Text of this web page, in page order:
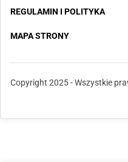
REGULAMIN I POLITYKA
MAPA STRONY
Copyright 2025 - Wszystkie